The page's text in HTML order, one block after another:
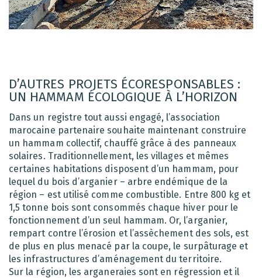
D’AUTRES PROJETS ÉCORESPONSABLES :
UN HAMMAM ÉCOLOGIQUE À L’HORIZON
Dans un registre tout aussi engagé, l’association
marocaine partenaire souhaite maintenant construire
un hammam collectif, chauffé grâce à des panneaux
solaires. Traditionnellement, les villages et mêmes
certaines habitations disposent d’un hammam, pour
lequel du bois d’arganier – arbre endémique de la
région – est utilisé comme combustible. Entre 800 kg et
1,5 tonne bois sont consommés chaque hiver pour le
fonctionnement d’un seul hammam. Or, l’arganier,
rempart contre l’érosion et l’assèchement des sols, est
de plus en plus menacé par la coupe, le surpâturage et
les infrastructures d’aménagement du territoire.
Sur la région, les arganeraies sont en régression et il